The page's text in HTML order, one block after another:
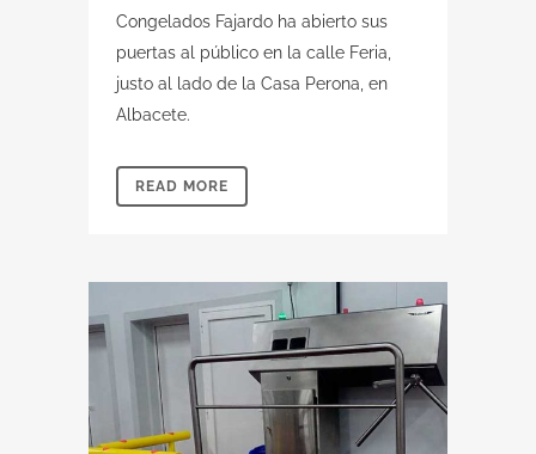
Congelados Fajardo ha abierto sus
puertas al público en la calle Feria,
justo al lado de la Casa Perona, en
Albacete.
READ MORE